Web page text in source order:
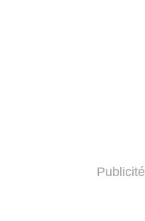
Publicité